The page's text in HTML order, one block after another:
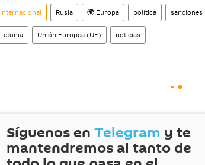
Internacional Rusia 🌍 Europa política sanciones
Letonia Unión Europea (UE) noticias
Síguenos en Telegram y te
mantendremos al tanto de